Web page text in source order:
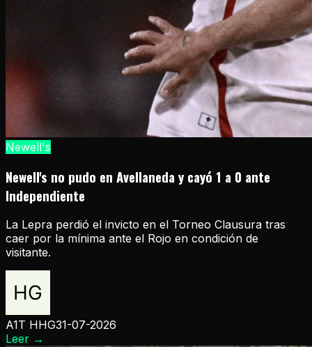
Newell's
Newell's no pudo en Avellaneda y cayó 1 a 0 ante
Independiente
La Lepra perdió el invicto en el Torneo Clausura tras
caer por la mínima ante el Rojo en condición de
visitante.
A1T HHG31-07-2026
Leer →